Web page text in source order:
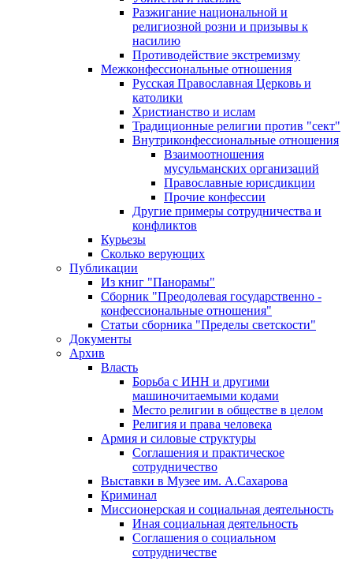
Разжигание национальной и
религиозной розни и призывы к
насилию
Противодействие экстремизму
Межконфессиональные отношения
Русская Православная Церковь и
католики
Христианство и ислам
Традиционные религии против "сект"
Внутриконфессиональные отношения
Взаимоотношения
мусульманских организаций
Православные юрисдикции
Прочие конфессии
Другие примеры сотрудничества и
конфликтов
Курьезы
Сколько верующих
Публикации
Из книг "Панорамы"
Сборник "Преодолевая государственно -
конфессиональные отношения"
Статьи сборника "Пределы светскости"
Документы
Архив
Власть
Борьба с ИНН и другими
машиночитаемыми кодами
Место религии в обществе в целом
Религия и права человека
Армия и силовые структуры
Соглашения и практическое
сотрудничество
Выставки в Музее им. А.Сахарова
Криминал
Миссионерская и социальная деятельность
Иная социальная деятельность
Соглашения о социальном
сотрудничестве